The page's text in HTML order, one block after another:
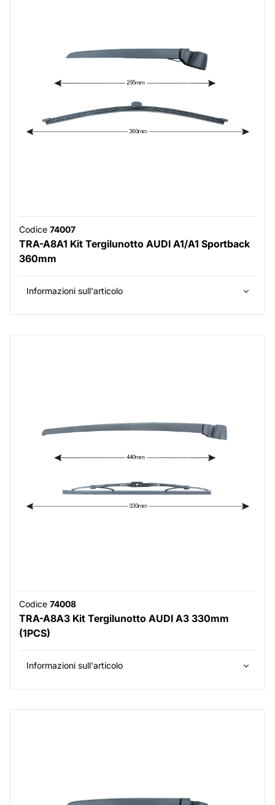
Codice 74007
TRA-A8A1 Kit Tergilunotto AUDI A1/A1 Sportback
360mm
Informazioni sull'articolo
Codice 74008
TRA-A8A3 Kit Tergilunotto AUDI A3 330mm
(1PCS)
Informazioni sull'articolo